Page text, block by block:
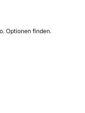
Optionen finden.